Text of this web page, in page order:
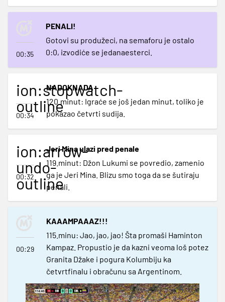
00:35
PENALI!
Gotovi su produžeci, na semaforu je ostalo
0:0, izvodiće se jedanaesterci.
ion:stopwatch-
outline
00:34
NADOKNADA
120.minut: Igraće se još jedan minut, toliko je
pokazao četvrti sudija.
ion:arrow-
undo-
outline
00:32
Jeri Mina ulazi pred penale
119.minut: Džon Lukumi se povredio, zamenio
ga je Jeri Mina. Blizu smo toga da se šutiraju
penali.
00:29
KAAAMPAAAZ!!!
115.minu: Jao, jao, jao! Šta promaši Haminton
Kampaz. Propustio je da kazni veoma loš potez
Granita Džake i pogura Kolumbiju ka
četvrtfinalu i obračunu sa Argentinom.